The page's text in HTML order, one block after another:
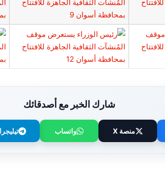
شارك الخبر مع أصدقائك
منصة X واتساب